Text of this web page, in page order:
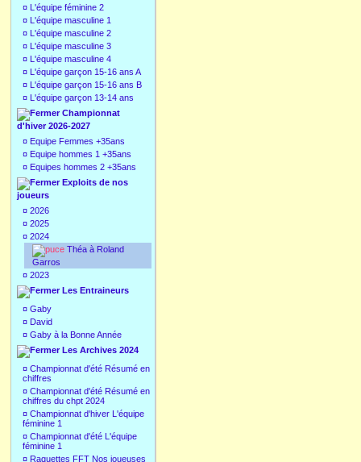
¤ L'équipe féminine 2
¤ L'équipe masculine 1
¤ L'équipe masculine 2
¤ L'équipe masculine 3
¤ L'équipe masculine 4
¤ L'équipe garçon 15-16 ans A
¤ L'équipe garçon 15-16 ans B
¤ L'équipe garçon 13-14 ans
Championnat
d'hiver 2026-2027
¤ Equipe Femmes +35ans
¤ Equipe hommes 1 +35ans
¤ Equipes hommes 2 +35ans
Exploits de nos
joueurs
¤ 2026
¤ 2025
¤ 2024
Théa à Roland
Garros
¤ 2023
Les Entraineurs
¤ Gaby
¤ David
¤ Gaby à la Bonne Année
Les Archives 2024
¤ Championnat d'été Résumé en
chiffres
¤ Championnat d'été Résumé en
chiffres du chpt 2024
¤ Championnat d'hiver L'équipe
féminine 1
¤ Championnat d'été L'équipe
féminine 1
¤ Raquettes FFT Nos joueuses